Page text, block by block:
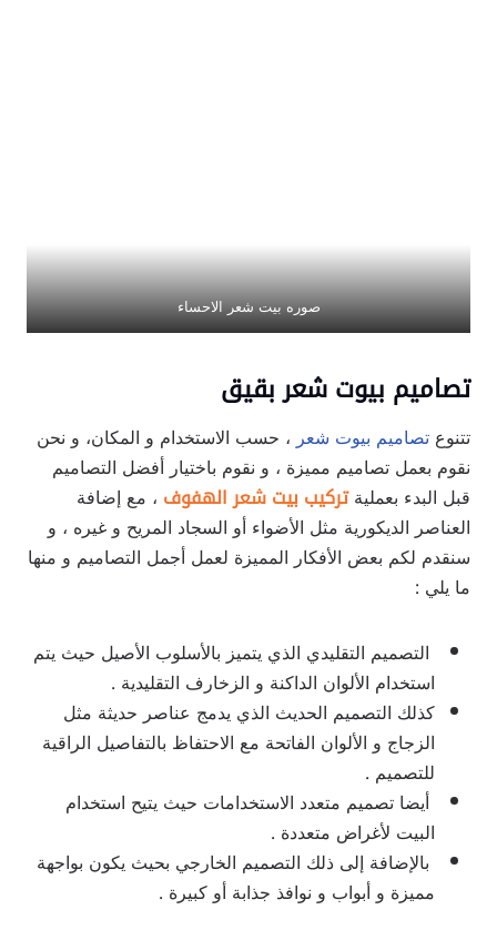
صوره بيت شعر الاحساء
تصاميم بيوت شعر بقيق
تتنوعتصاميم بيوت شعر، حسب الاستخدام و المكان، و نحن
نقوم بعمل تصاميم مميزة ، و نقوم باختيار أفضل التصاميم
قبل البدء بعمليةتركيب بيت شعر الهفوف ، مع إضافة
العناصر الديكورية مثل الأضواء أو السجاد المريح و غيره ، و
سنقدم لكم بعض الأفكار المميزة لعمل أجمل التصاميم و منها
ما يلي :
التصميم التقليدي الذي يتميز بالأسلوب الأصيل حيث يتم
استخدام الألوان الداكنة و الزخارف التقليدية .
كذلك التصميم الحديث الذي يدمج عناصر حديثة مثل
الزجاج و الألوان الفاتحة مع الاحتفاظ بالتفاصيل الراقية
للتصميم .
أيضا تصميم متعدد الاستخدامات حيث يتيح استخدام
البيت لأغراض متعددة .
بالإضافة إلى ذلك التصميم الخارجي بحيث يكون بواجهة
مميزة و أبواب و نوافذ جذابة أو كبيرة .